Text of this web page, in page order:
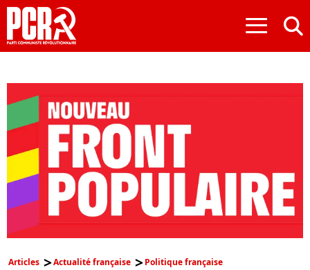
≡
Articles Actualité française Politique française